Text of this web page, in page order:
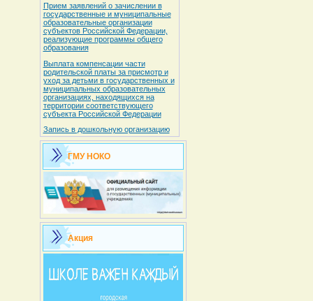
Прием заявлений о зачислении в
государственные и муниципальные
образовательные организации
субъектов Российской Федерации,
реализующие программы общего
образования
Выплата компенсации части
родительской платы за присмотр и
уход за детьми в государственных и
муниципальных образовательных
организациях, находящихся на
территории соответствующего
субъекта Российской Федерации
Запись в дошкольную организацию
ГМУ НОКО
Акция